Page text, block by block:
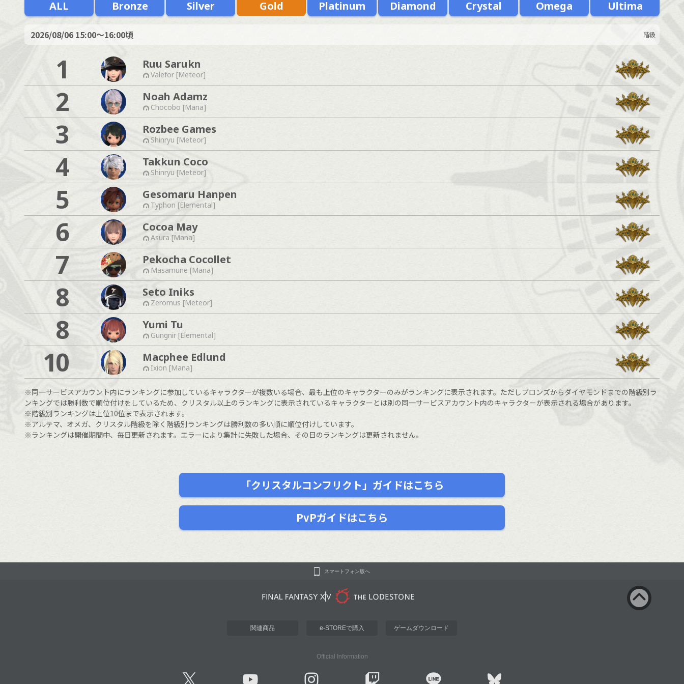
ALL Bronze Silver Gold Platinum Diamond Crystal Omega Ultima
2026/08/06 15:00～16:00頃 階級
1 Ruu Sarukn
Valefor [Meteor]
2 Noah Adamz
Chocobo [Mana]
3 Rozbee Games
Shinryu [Meteor]
4 Takkun Coco
Shinryu [Meteor]
5 Gesomaru Hanpen
Typhon [Elemental]
6 Cocoa May
Asura [Mana]
7 Pekocha Cocollet
Masamune [Mana]
8 Seto Iniks
Zeromus [Meteor]
8 Yumi Tu
Gungnir [Elemental]
10 Macphee Edlund
Ixion [Mana]
※同一サービスアカウント内にランキングに参加しているキャラクターが複数いる場合、最も上位のキャラクターのみがランキングに表示されます。ただしブロンズからダイヤモンドまでの階級別ラ
ンキングでは勝利数で順位付けをしているため、クリスタル以上のランキングに表示されているキャラクターとは別の同一サービスアカウント内のキャラクターが表示される場合があります。
※階級別ランキングは上位10位まで表示されます。
※アルテマ、オメガ、クリスタル階級を除く階級別ランキングは勝利数の多い順に順位付けしています。
※ランキングは開催期間中、毎日更新されます。エラーにより集計に失敗した場合、その日のランキングは更新されません。
「クリスタルコンフリクト」ガイドはこちら
PvPガイドはこちら
スマートフォン版へ
関連商品 e-STOREで購入 ゲームダウンロード
Official Information